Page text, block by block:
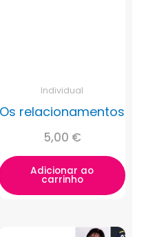
Individual
Os relacionamentos
5,00 €
Adicionar ao
carrinho